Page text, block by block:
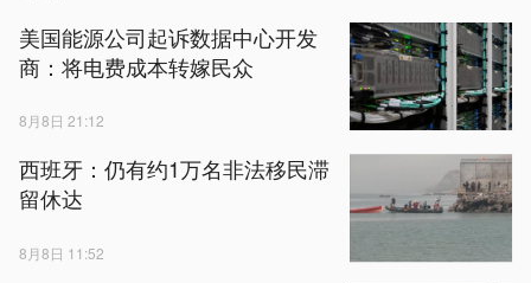
美国能源公司起诉数据中心开发
商：将电费成本转嫁民众
8月8日 21:12
西班牙：仍有约1万名非法移民滞
留休达
8月8日 11:52